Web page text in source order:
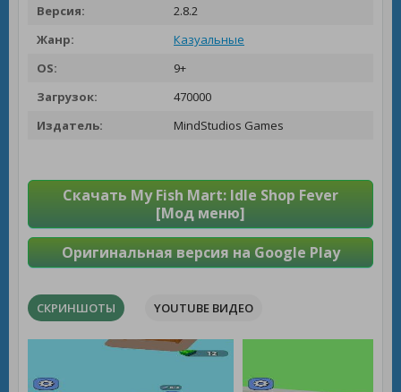
Версия:
2.8.2
Жанр:
Казуальные
OS:
9+
Загрузок:
470000
Издатель:
MindStudios Games
Скачать My Fish Mart: Idle Shop Fever
[Мод меню]
Оригинальная версия на Google Play
СКРИНШОТЫ YOUTUBE ВИДЕО